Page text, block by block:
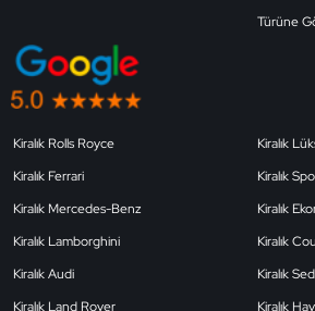
Türüne
Kiralık Rolls Royce
Kiralık Ferrari
Kiralık Mercedes-Benz
Kiralık Lamborghini
Kiralık Audi
Kiralık Land Rover
Kiralık
Kiralık
Kiralık
Kiralık
Kiralık
Kiralık